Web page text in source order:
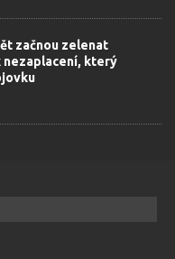
začnou zelenat
nezaplacení, který